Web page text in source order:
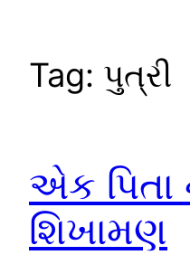
Tag: પુત્રી
એક પિતા
શિખામણ